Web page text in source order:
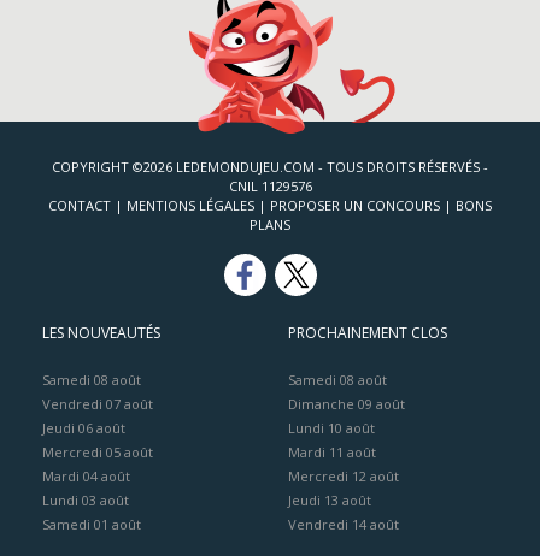
COPYRIGHT ©2026 LEDEMONDUJEU.COM - TOUS DROITS RÉSERVÉS -
CNIL 1129576
CONTACT | MENTIONS LÉGALES | PROPOSER UN CONCOURS | BONS
PLANS
LES NOUVEAUTÉS
Samedi 08 août
Vendredi 07 août
Jeudi 06 août
Mercredi 05 août
Mardi 04 août
Lundi 03 août
Samedi 01 août
PROCHAINEMENT CLOS
Samedi 08 août
Dimanche 09 août
Lundi 10 août
Mardi 11 août
Mercredi 12 août
Jeudi 13 août
Vendredi 14 août